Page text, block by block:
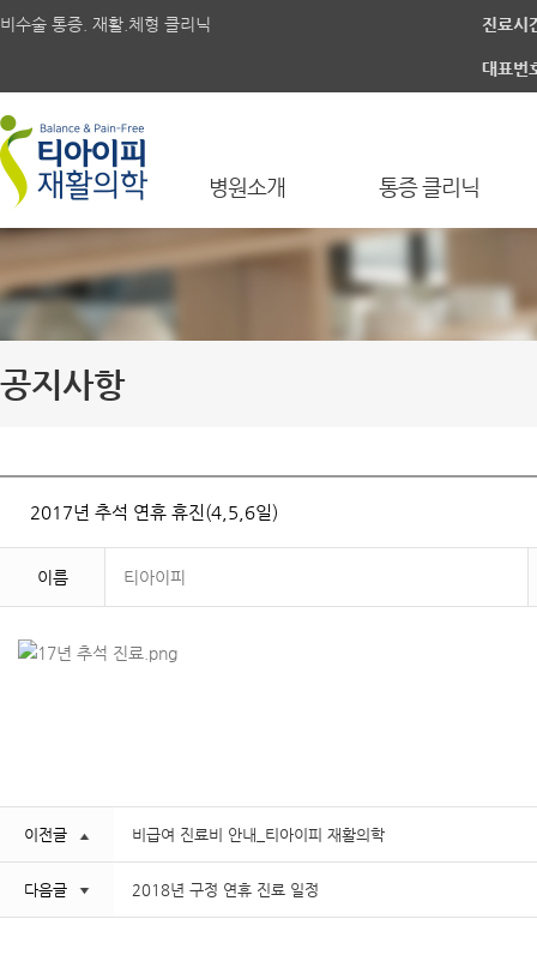
비수술 통증. 재활.체형 클리닉 진료시
대표번
병원소개 통증 클리닉
공지사항
2017년 추석 연휴 휴진(4,5,6일)
이름 티아이피
이전글 비급여 진료비 안내_티아이피 재활의학
다음글 2018년 구정 연휴 진료 일정